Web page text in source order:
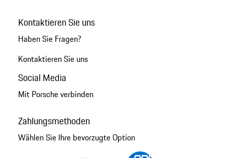
Kontaktieren Sie uns
Haben Sie Fragen?
Kontaktieren Sie uns
Social Media
Mit Porsche verbinden
Zahlungsmethoden
Wählen Sie Ihre bevorzugte Option